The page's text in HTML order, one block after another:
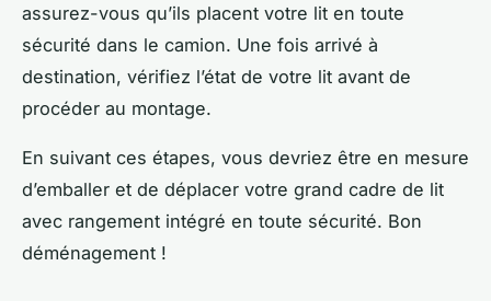
assurez-vous qu’ils placent votre lit en toute
sécurité dans le camion. Une fois arrivé à
destination, vérifiez l’état de votre lit avant de
procéder au montage.
En suivant ces étapes, vous devriez être en mesure
d’emballer et de déplacer votre grand cadre de lit
avec rangement intégré en toute sécurité. Bon
déménagement !